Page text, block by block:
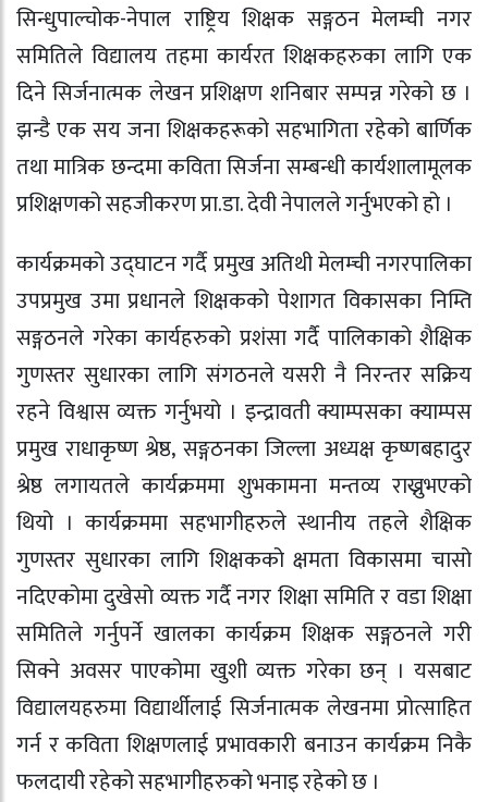
सिन्धुपाल्चोक-नेपाल राष्ट्रिय शिक्षक सङ्गठन मेलम्ची नगर
समितिले विद्यालय तहमा कार्यरत शिक्षकहरुका लागि एक
दिने सिर्जनात्मक लेखन प्रशिक्षण शनिबार सम्पन्न गरेको छ ।
झन्डै एक सय जना शिक्षकहरूको सहभागिता रहेको बार्णिक
तथा मात्रिक छन्दमा कविता सिर्जना सम्बन्धी कार्यशालामूलक
प्रशिक्षणको सहजीकरण प्रा.डा. देवी नेपालले गर्नुभएको हो ।
कार्यक्रमको उद्‍घाटन गर्दै प्रमुख अतिथी मेलम्ची नगरपालिका
उपप्रमुख उमा प्रधानले शिक्षकको पेशागत विकासका निम्ति
सङ्गठनले गरेका कार्यहरुको प्रशंसा गर्दै पालिकाको शैक्षिक
गुणस्तर सुधारका लागि संगठनले यसरी नै निरन्तर सक्रिय
रहने विश्वास व्यक्त गर्नुभयो । इन्द्रावती क्याम्पसका क्याम्पस
प्रमुख राधाकृष्ण श्रेष्ठ‚ सङ्गठनका जिल्ला अध्यक्ष कृष्णबहादुर
श्रेष्ठ लगायतले कार्यक्रममा शुभकामना मन्तव्य राख्नुभएको
थियो । कार्यक्रममा सहभागीहरुले स्थानीय तहले शैक्षिक
गुणस्तर सुधारका लागि शिक्षकको क्षमता विकासमा चासो
नदिएकोमा दुखेसो व्यक्त गर्दै नगर शिक्षा समिति र वडा शिक्षा
समितिले गर्नुपर्ने खालका कार्यक्रम शिक्षक सङ्गठनले गरी
सिक्ने अवसर पाएकोमा खुशी व्यक्त गरेका छन् । यसबाट
विद्यालयहरुमा विद्यार्थीलाई सिर्जनात्मक लेखनमा प्रोत्साहित
गर्न र कविता शिक्षणलाई प्रभावकारी बनाउन कार्यक्रम निकै
फलदायी रहेको सहभागीहरुको भनाइ रहेको छ ।